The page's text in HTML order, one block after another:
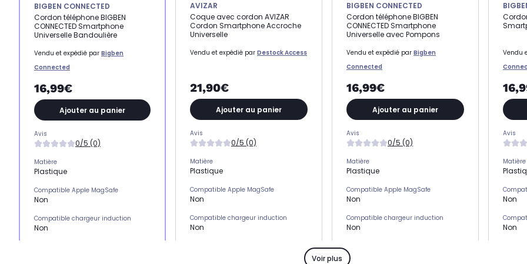
BIGBEN CONNECTED
Cordon téléphone BIGBEN
CONNECTED Smartphone
Universelle Bandoulière
Vendu et expédié par Bigben
Connected
16,99€
Ajouter au panier
Avis
0/5 (0)
Matière
Plastique
Compatible Apple MagSafe
Non
Compatible chargeur induction
Non
AVIZAR
Coque avec cordon AVIZAR
Cordon Smartphone Accroche
Universelle
Vendu et expédié par Destock Access
21,90€
Ajouter au panier
Avis
0/5 (0)
Matière
Plastique
Compatible Apple MagSafe
Non
Compatible chargeur induction
Non
BIGBEN CONNECTED
Cordon téléphone BIGBEN
CONNECTED Smartphone
Universelle avec Pompons
Vendu et expédié par Bigben
Connected
16,99€
Ajouter au panier
Avis
0/5 (0)
Matière
Plastique
Compatible Apple MagSafe
Non
Compatible chargeur induction
Non
Non
Vendu
Avis
Matière
Non
Non
Voir plus